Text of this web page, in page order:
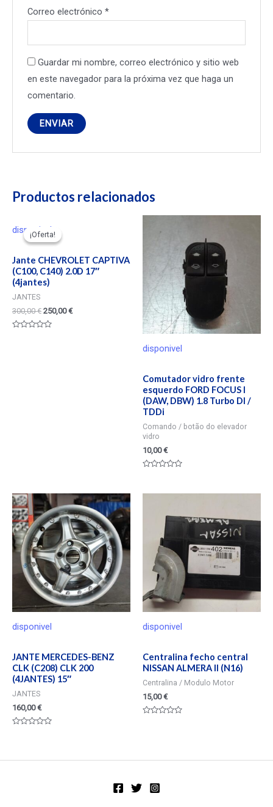
Correo electrónico*
Guardar mi nombre, correo electrónico y sitio web
en este navegador para la próxima vez que haga un
comentario.
Productos relacionados
¡Oferta!
disponivel
¡Oferta!
Jante CHEVROLET CAPTIVA
(C100, C140) 2.0D 17″
(4jantes)
JANTES
300,00€ 250,00€
disponivel
Comutador vidro frente
esquerdo FORD FOCUS I
(DAW, DBW) 1.8 Turbo DI /
TDDi
Comando / botão do elevador
vidro
10,00€
disponivel
JANTE MERCEDES-BENZ
CLK (C208) CLK 200
(4JANTES) 15″
JANTES
160,00€
5
disponivel
Centralina fecho central
NISSAN ALMERA II (N16)
Centralina / Modulo Motor
15,00€